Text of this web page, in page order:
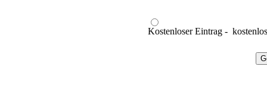
Kostenloser Eintrag - kostenlos